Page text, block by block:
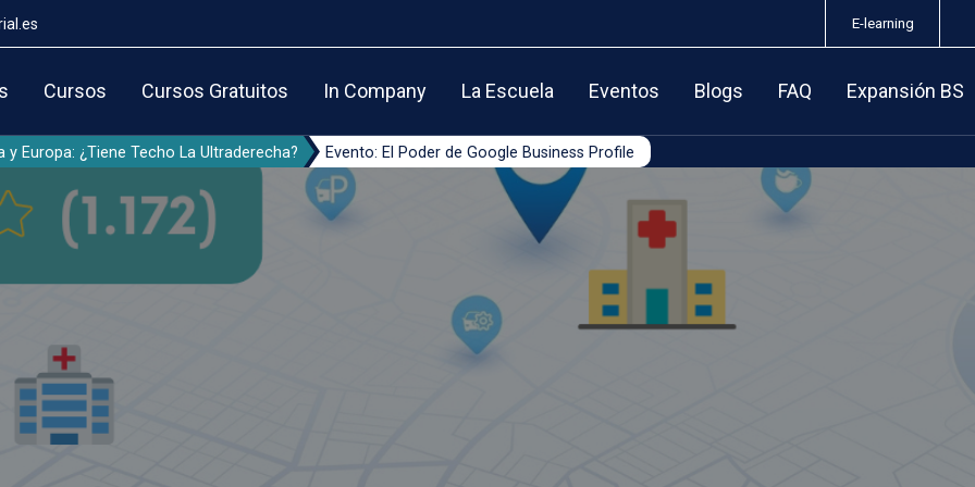
E-learning
Cursos Cursos Gratuitos In Company La Escuela Eventos Blogs FAQ Expansión BS
y Europa: ¿Tiene Techo La Ultraderecha? Evento: El Poder de Google Business Profile